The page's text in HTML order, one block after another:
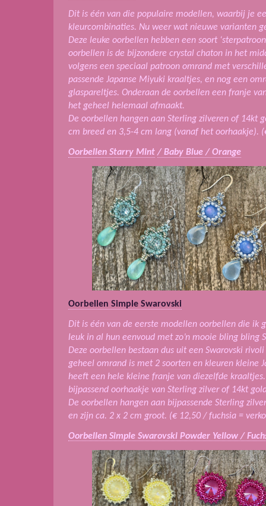
Dit is één van die populaire modellen, waarbij je
kleurcombinaties. Nu weer wat nieuwe varianten
Deze leuke oorbellen hebben een soort
oorbellen is de bijzondere crystal chaton in het
volgens een speciaal patroon omrand met
passende Japanse Miyuki kraaltjes, en nog een
glaspareltjes. Onderaan de oorbellen een franje
het geheel helemaal afmaakt.
De oorbellen hangen aan Sterling zilveren of 14kt
cm breed en 3,5-4 cm lang (vanaf het oorhaakje).
Oorbellen Starry Mint / Baby Blue / Orange
Oorbellen Simple Swarovski
Dit is één van de eerste modellen oorbellen die ik
leuk in al hun eenvoud met zo’n mooie bling bling
Deze oorbellen bestaan dus uit een Swarovski
geheel omrand is met 2 soorten en kleuren kleine
heeft een hele kleine franje van diezelfde
bijpassend oorhaakje van Sterling zilver of 14kt
De oorbellen hangen aan bijpassende Sterling
en zijn ca. 2 x 2 cm groot. (€ 12,50 / fuchsia =
Oorbellen Simple Swarovski Powder Yellow /